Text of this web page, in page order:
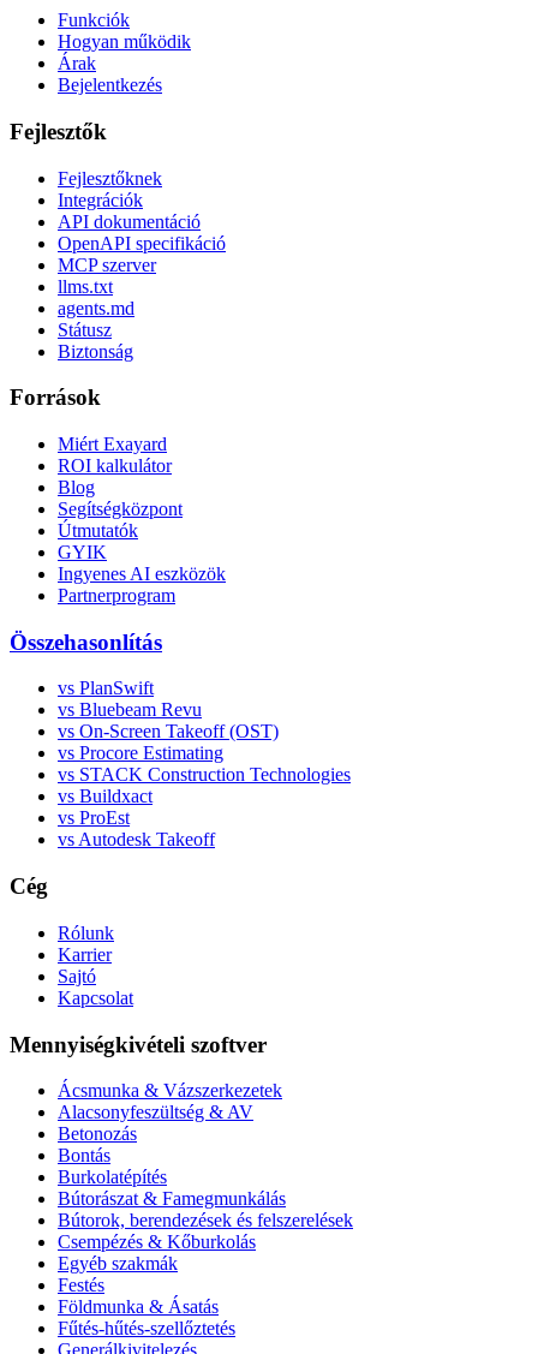
Funkciók
Hogyan működik
Árak
Bejelentkezés
Fejlesztők
Fejlesztőknek
Integrációk
API dokumentáció
OpenAPI specifikáció
MCP szerver
llms.txt
agents.md
Státusz
Biztonság
Források
Miért Exayard
ROI kalkulátor
Blog
Segítségközpont
Útmutatók
GYIK
Ingyenes AI eszközök
Partnerprogram
Összehasonlítás
vs PlanSwift
vs Bluebeam Revu
vs On-Screen Takeoff (OST)
vs Procore Estimating
vs STACK Construction Technologies
vs Buildxact
vs ProEst
vs Autodesk Takeoff
Cég
Rólunk
Karrier
Sajtó
Kapcsolat
Mennyiségkivételi szoftver
Ácsmunka & Vázszerkezetek
Alacsonyfeszültség & AV
Betonozás
Bontás
Burkolatépítés
Bútorászat & Famegmunkálás
Bútorok, berendezések és felszerelések
Csempézés & Kőburkolás
Egyéb szakmák
Festés
Földmunka & Ásatás
Fűtés-hűtés-szellőztetés